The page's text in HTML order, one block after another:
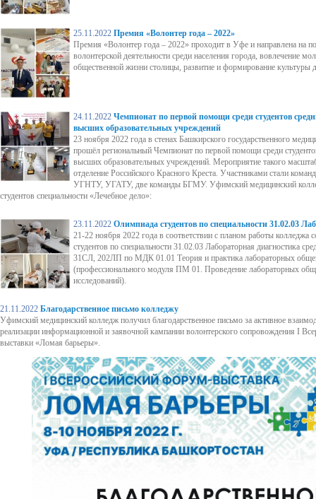
25.11.2022 Премия «Волонтер года – 2022»
Премия «Волонтер года – 2022» проходит в Уфе и направлена на
волонтерской деятельности среди населения города, вовлечение
общественной жизни столицы, развитие и формирование культуры
24.11.2022 Чемпионат по первой помощи среди студентов
высших образовательных учреждений
23 ноября 2022 года в стенах Башкирского государственного
прошёл региональный Чемпионат по первой помощи среди
высших образовательных учреждений. Мероприятие такого
отделение Российского Красного Креста. Участниками стали
УГНТУ, УГАТУ, две команды БГМУ. Уфимский медицинский
студентов специальности «Лечебное дело»:
23.11.2022 Олимпиада студентов по специальности 31.02.03
21-22 ноября 2022 года в соответствии с планом работы колледжа
студентов по специальности 31.02.03 Лабораторная диагностика
31СЛ, 202ЛП по МДК 01.01 Теория и практика лабораторных
(профессионального модуля ПМ 01. Проведение лабораторных
исследований).
21.11.2022 Благодарственное письмо колледжу
Уфимский медицинский колледж получил благодарственное письмо за активное
реализации информационной и заявочной кампании волонтерского сопровождения I
выставки «Ломая барьеры».